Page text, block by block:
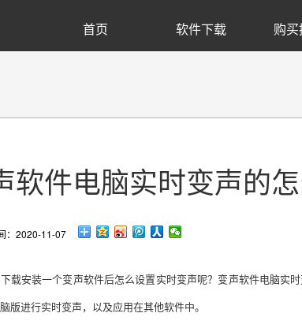
首页 软件下载 购
软件电脑实时变声的怎
：2020-11-07
载安装一个变声软件后怎么设置实时变声呢？变声软件电脑实
版进行实时变声，以及应用在其他软件中。